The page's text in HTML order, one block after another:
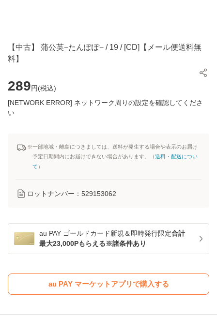
【中古】 蒲公英−たんぽぽ− / 19 / [CD]【メール便送料無
料】
289円(税込)
[NETWORK ERROR] ネットワーク周りの設定を確認してくださ
い
※一部地域・離島につきましては、送料が発生する場合や表示のお届け
予定日期間内にお届けできない場合があります。（送料・配送につい
て ）
ロットナンバー： 529153062
au PAY ゴールドカード新規＆即時発行限定合計
最大23,000Pもらえる※諸条件あり
au PAY マーケットアプリで購入する